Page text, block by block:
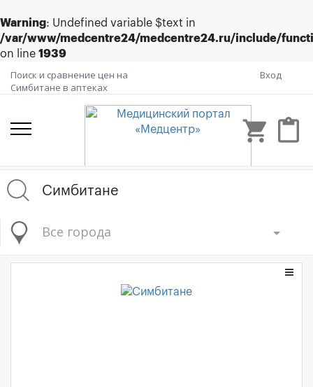
Warning: Undefined variable $text in
/var/www/medcentre24/medcentre24.ru/include/
on line 1939
Поиск и сравнение цен на
Симбитане в аптеках
Вход
shopping_cart content_paste
Все города